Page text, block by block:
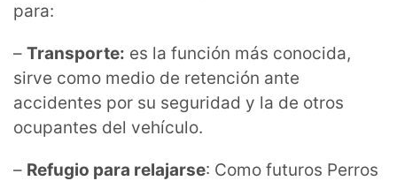
para:
– Transporte: es la función más conocida,
sirve como medio de retención ante
accidentes por su seguridad y la de otros
ocupantes del vehículo.
– Refugio para relajarse: Como futuros Perros